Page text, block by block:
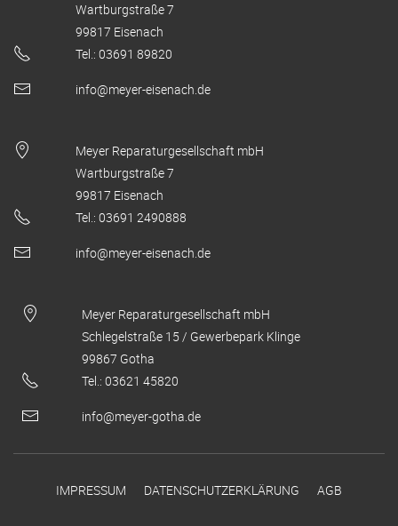
Wartburgstraße 7
99817 Eisenach
Tel.: 03691 89820
info@meyer-eisenach.de
Meyer Reparaturgesellschaft mbH
Wartburgstraße 7
99817 Eisenach
Tel.: 03691 2490888
info@meyer-eisenach.de
Meyer Reparaturgesellschaft mbH
Schlegelstraße 15 / Gewerbepark Klinge
99867 Gotha
Tel.: 03621 45820
info@meyer-gotha.de
IMPRESSUM DATENSCHUTZERKLÄRUNG AGB